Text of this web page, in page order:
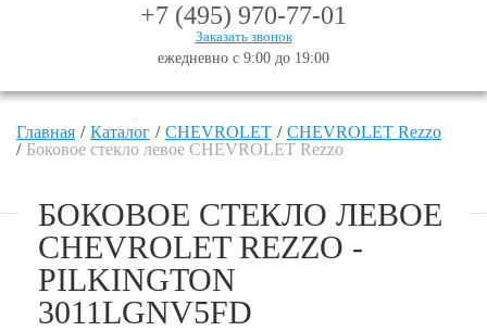
+7 (495) 970-77-01
Заказать звонок
ежедневно с 9:00 до 19:00
Главная Каталог CHEVROLET
CHEVROLET Rezzo
Боковое стекло левое CHEVROLET Rezzo
БОКОВОЕ СТЕКЛО ЛЕВОЕ
CHEVROLET REZZO -
PILKINGTON
3011LGNV5FD